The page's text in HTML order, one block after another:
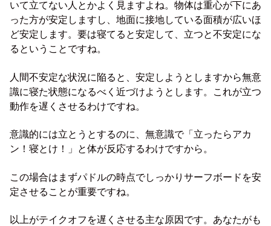
いて立てない人とかよく見ますよね。物体は重心が下にあ
った方が安定しますし、地面に接地している面積が広いほ
ど安定します。要は寝てると安定して、立つと不安定にな
るということですね。
人間不安定な状況に陥ると、安定しようとしますから無意
識に寝た状態になるべく近づけようとします。これが立つ
動作を遅くさせるわけですね。
意識的には立とうとするのに、無意識で「立ったらアカ
ン！寝とけ！」と体が反応するわけですから。
この場合はまずパドルの時点でしっかりサーフボードを安
定させることが重要ですね。
以上がテイクオフを遅くさせる主な原因です。あなたがも